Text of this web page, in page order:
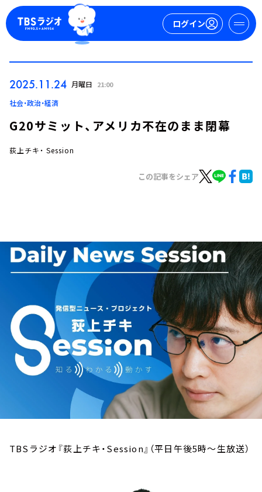
ログイン
トピックス
TBS Podcast
お知らせ
イベント・グッズ
YouTube
会社情報
2025.11.24 月曜日 21:00
社会・政治・経済
G20サミット、アメリカ不在のまま閉幕
荻上チキ・ Session
この記事をシェア
TBSラジオ『荻上チキ・Session』（平日午後5時～生放送）